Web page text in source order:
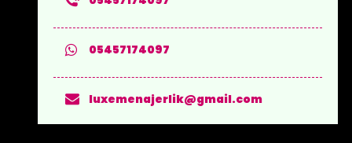
05457174097
luxemenajerlik@gmail.com